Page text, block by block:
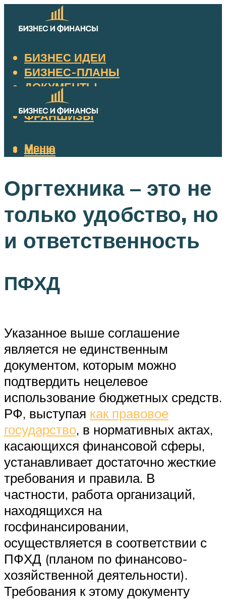
БИЗНЕС ИДЕИ
БИЗНЕС-ПЛАНЫ
ДОКУМЕНТЫ
НАЛОГИ
ФРАНШИЗЫ
Меню
Меню
Оргтехника – это не
только удобство, но
и ответственность
ПФХД
Указанное выше соглашение
является не единственным
документом, которым можно
подтвердить нецелевое
использование бюджетных средств.
РФ, выступая как правовое
государство, в нормативных актах,
касающихся финансовой сферы,
устанавливает достаточно жесткие
требования и правила. В
частности, работа организаций,
находящихся на
госфинансировании,
осуществляется в соответствии с
ПФХД (планом по финансово-
хозяйственной деятельности).
Требования к этому документу